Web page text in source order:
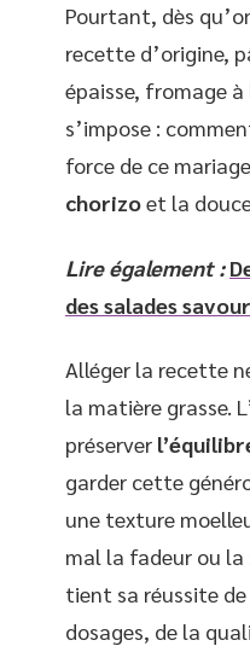
Pourtant, dès
recette d’origine,
épaisse, fromage
s’impose :
force de ce
chorizoet la
Lire également :
des salades
Alléger la recette
la matière grasse.
préserver
garder cette
une texture
mal la fadeur ou la
tient sa réussite
dosages, de la